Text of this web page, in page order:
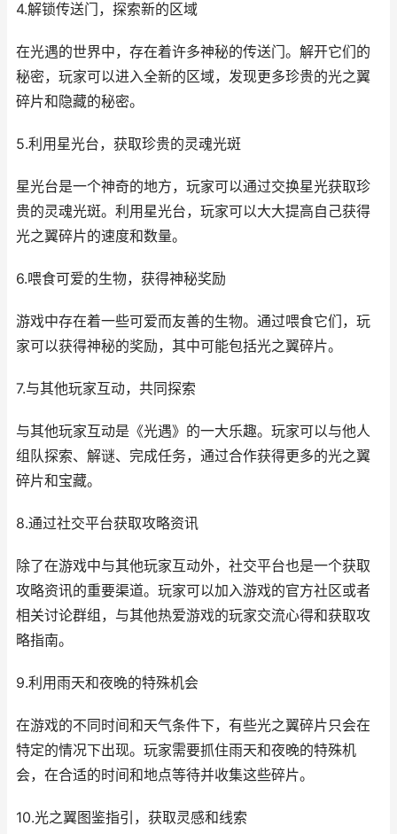
4.解锁传送门，探索新的区域
在光遇的世界中，存在着许多神秘的传送门。解开它们的
秘密，玩家可以进入全新的区域，发现更多珍贵的光之翼
碎片和隐藏的秘密。
5.利用星光台，获取珍贵的灵魂光斑
星光台是一个神奇的地方，玩家可以通过交换星光获取珍
贵的灵魂光斑。利用星光台，玩家可以大大提高自己获得
光之翼碎片的速度和数量。
6.喂食可爱的生物，获得神秘奖励
游戏中存在着一些可爱而友善的生物。通过喂食它们，玩
家可以获得神秘的奖励，其中可能包括光之翼碎片。
7.与其他玩家互动，共同探索
与其他玩家互动是《光遇》的一大乐趣。玩家可以与他人
组队探索、解谜、完成任务，通过合作获得更多的光之翼
碎片和宝藏。
8.通过社交平台获取攻略资讯
除了在游戏中与其他玩家互动外，社交平台也是一个获取
攻略资讯的重要渠道。玩家可以加入游戏的官方社区或者
相关讨论群组，与其他热爱游戏的玩家交流心得和获取攻
略指南。
9.利用雨天和夜晚的特殊机会
在游戏的不同时间和天气条件下，有些光之翼碎片只会在
特定的情况下出现。玩家需要抓住雨天和夜晚的特殊机
会，在合适的时间和地点等待并收集这些碎片。
10.光之翼图鉴指引，获取灵感和线索